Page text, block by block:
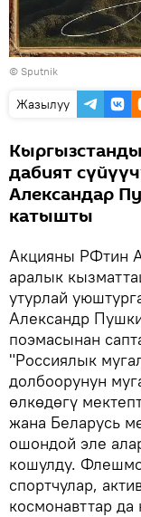
© Sputnik
Жазылуу
дабият
Александар
катышты
Акцияны РФтин
аралык
утурлай
Александр
поэмасынан
"Россиялык
долбоорунун
өлкөдөгү
жана Беларусь
ошондой эле
кошулду.
спортчулар,
космонавттар да